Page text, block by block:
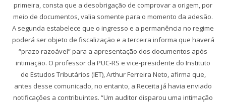
primeira, consta que a desobrigação de comprovar a origem, por
meio de documentos, valia somente para o momento da adesão.
A segunda estabelece que o ingresso e a permanência no regime
poderá ser objeto de fiscalização e a terceira informa que haverá
“prazo razoável” para a apresentação dos documentos após
intimação. O professor da PUC-RS e vice-presidente do Instituto
de Estudos Tributários (IET), Arthur Ferreira Neto, afirma que,
antes desse comunicado, no entanto, a Receita já havia enviado
notificações a contribuintes. “Um auditor disparou uma intimação